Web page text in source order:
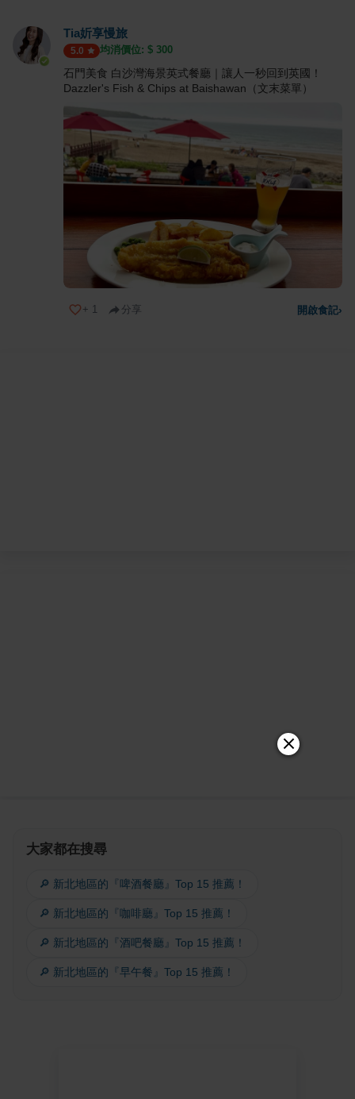
Tia妡享慢旅
5.0 均消價位: $ 300
石門美食 白沙灣海景英式餐廳｜讓人一秒回到英國！
Dazzler's Fish & Chips at Baishawan（文末菜單）
+ 1 分享 開啟食記›
大家都在搜尋
🔎 新北地區的『啤酒餐廳』Top 15 推薦！
🔎 新北地區的『咖啡廳』Top 15 推薦！
🔎 新北地區的『酒吧餐廳』Top 15 推薦！
🔎 新北地區的『早午餐』Top 15 推薦！